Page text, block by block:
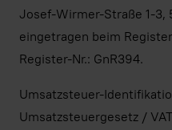
Josef-Wirmer-Straße 1-3,
eingetragen beim
Register-Nr.: GnR394.
Umsatzsteuer-
Umsatzsteuergesetz /